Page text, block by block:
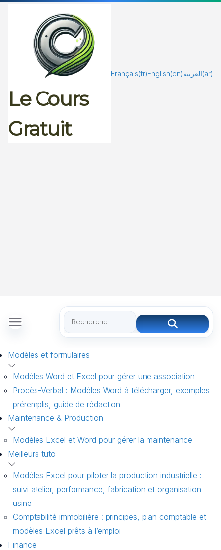
Le Cours
Gratuit
Français(fr) English(en)العربية(ar)
Modèles et formulaires
Modèles Word et Excel pour gérer une association
Procès-Verbal : Modèles Word à télécharger, exemples
préremplis, guide de rédaction
Maintenance & Production
Modèles Excel et Word pour gérer la maintenance
Meilleurs tuto
Modèles Excel pour piloter la production industrielle :
suivi atelier, performance, fabrication et organisation
usine
Comptabilité immobilière : principes, plan comptable et
modèles Excel prêts à l’emploi
Finance